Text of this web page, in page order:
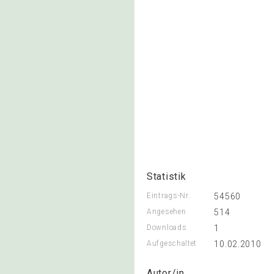
Statistik
Eintrags-Nr. 54560
Angesehen 514
Downloads 1
Aufgeschaltet 10.02.2010